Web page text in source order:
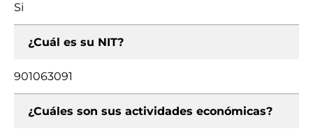
Si
¿Cuál es su NIT?
901063091
¿Cuáles son sus actividades económicas?